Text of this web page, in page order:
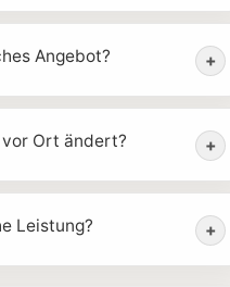
Angebot? +
Ort ändert? +
Leistung? +